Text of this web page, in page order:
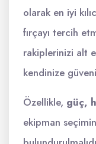
olarak en iyi
fırçayı tercih
rakiplerinizi alt
kendinize
Özellikle, güç,
ekipman